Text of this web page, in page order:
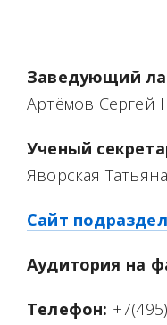
Заведующий
Артёмов Сергей
Ученый
Яворская
Сайт
Аудитория на
Телефон: